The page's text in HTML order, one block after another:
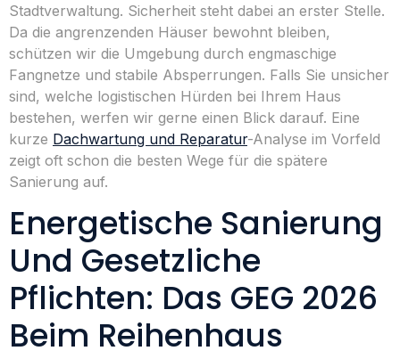
Stadtverwaltung. Sicherheit steht dabei an erster Stelle.
Da die angrenzenden Häuser bewohnt bleiben,
schützen wir die Umgebung durch engmaschige
Fangnetze und stabile Absperrungen. Falls Sie unsicher
sind, welche logistischen Hürden bei Ihrem Haus
bestehen, werfen wir gerne einen Blick darauf. Eine
kurze Dachwartung und Reparatur-Analyse im Vorfeld
zeigt oft schon die besten Wege für die spätere
Sanierung auf.
Energetische Sanierung
Und Gesetzliche
Pflichten: Das GEG 2026
Beim Reihenhaus